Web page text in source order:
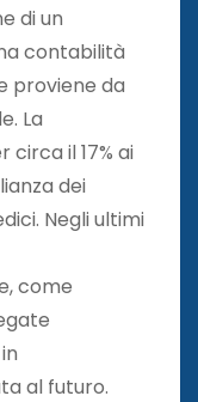
di un
contabilità
proviene da
La
il 17% ai
dei
Negli ultimi
come
al futuro.